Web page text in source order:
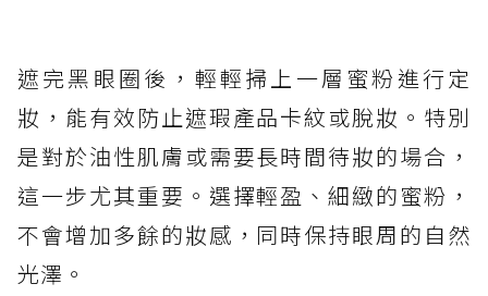
遮完黑眼圈後，輕輕掃上一層蜜粉進行定
妝，能有效防止遮瑕產品卡紋或脫妝。特別
是對於油性肌膚或需要長時間待妝的場合，
這一步尤其重要。選擇輕盈、細緻的蜜粉，
不會增加多餘的妝感，同時保持眼周的自然
光澤。